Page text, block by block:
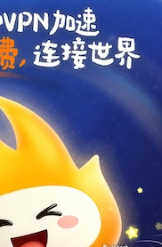
支持 [0] 反对[0]
支持